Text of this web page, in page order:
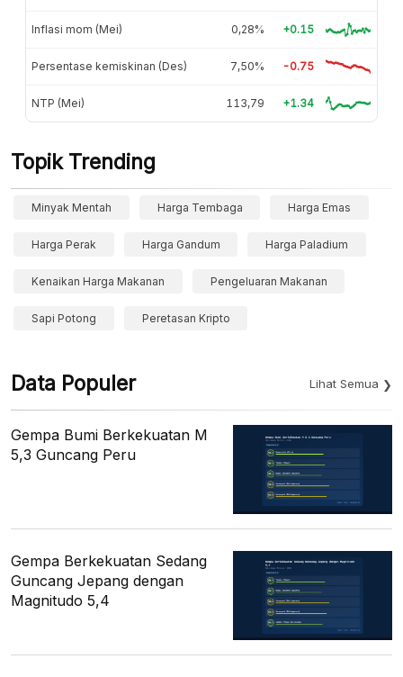
Inflasi mom (Mei) 0,28% +0.15
Persentase kemiskinan (Des) 7,50% -0.75
NTP (Mei) 113,79 +1.34
Topik Trending
Minyak Mentah Harga Tembaga Harga Emas
Harga Perak Harga Gandum Harga Paladium
Kenaikan Harga Makanan Pengeluaran Makanan
Sapi Potong Peretasan Kripto
Data Populer Lihat Semua
Gempa Bumi Berkekuatan M
5,3 Guncang Peru
Gempa Berkekuatan Sedang
Guncang Jepang dengan
Magnitudo 5,4